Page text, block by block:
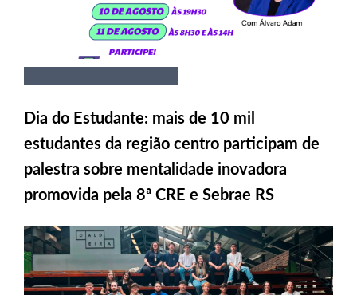
Dia do Estudante: mais de 10 mil
estudantes da região centro participam de
palestra sobre mentalidade inovadora
promovida pela 8ª CRE e Sebrae RS